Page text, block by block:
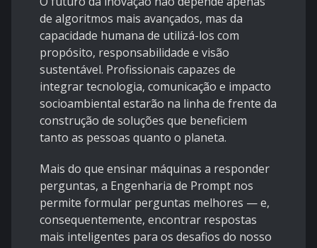
de algoritmos mais avançados, mas da
capacidade humana de utilizá-los com
propósito, responsabilidade e visão
sustentável. Profissionais capazes de
integrar tecnologia, comunicação e impacto
socioambiental estarão na linha de frente da
construção de soluções que beneficiem
tanto as pessoas quanto o planeta.
Mais do que ensinar máquinas a responder
perguntas, a Engenharia de Prompt nos
permite formular perguntas melhores — e,
consequentemente, encontrar respostas
mais inteligentes para os desafios do nosso